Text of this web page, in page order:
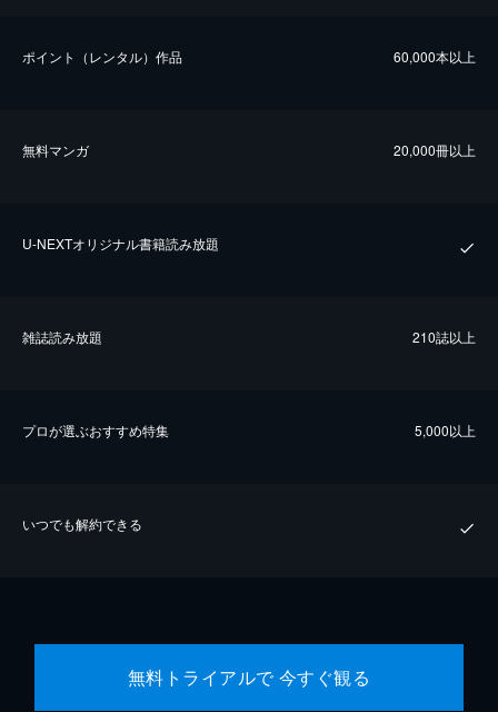
ポイント（レンタル）作品 60,000本以上
無料マンガ 20,000冊以上
U-NEXTオリジナル書籍読み放題
雑誌読み放題 210誌以上
プロが選ぶおすすめ特集 5,000以上
いつでも解約できる
無料トライアルで 今すぐ観る